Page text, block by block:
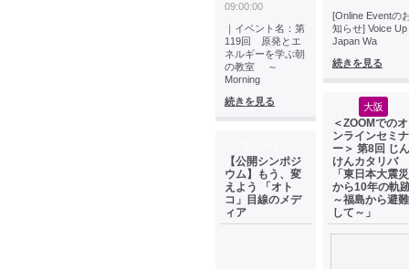
09:00:00
｜イベント名：第
119回 原発とエ
ネルギーを学ぶ朝
の教室 ～
Morning
続きを見る
【公開シンポジ
ウム】もう、変
えよう 「オト
コ」目線のメデ
ィア
[Online Eventの
知らせ] Voice Up
Japan Wa
続きを見る
大阪
＜ZOOMでのオ
ンラインセミナ
ー＞ 第8回 じん
けんカタリバ
「東日本大震災
から10年の軌
～福島から避難
して～」